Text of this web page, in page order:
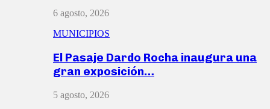
6 agosto, 2026
MUNICIPIOS
El Pasaje Dardo Rocha inaugura una
gran exposición…
5 agosto, 2026